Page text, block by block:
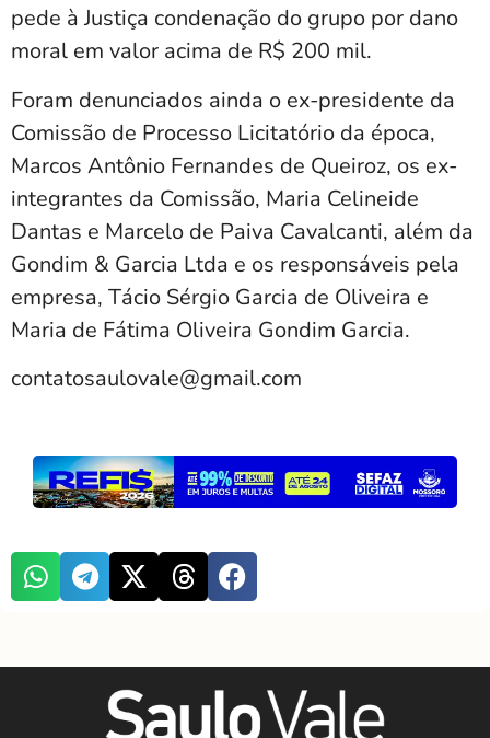
pede à Justiça condenação do grupo por dano
moral em valor acima de R$ 200 mil.
Foram denunciados ainda o ex-presidente da
Comissão de Processo Licitatório da época,
Marcos Antônio Fernandes de Queiroz, os ex-
integrantes da Comissão, Maria Celineide
Dantas e Marcelo de Paiva Cavalcanti, além da
Gondim & Garcia Ltda e os responsáveis pela
empresa, Tácio Sérgio Garcia de Oliveira e
Maria de Fátima Oliveira Gondim Garcia.
contatosaulovale@gmail.com